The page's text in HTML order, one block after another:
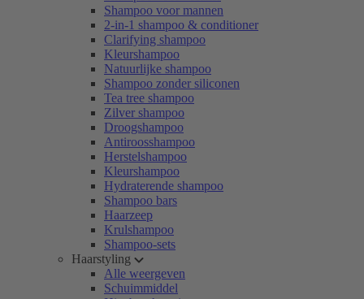
Shampoo voor mannen
2-in-1 shampoo & conditioner
Clarifying shampoo
Kleurshampoo
Natuurlijke shampoo
Shampoo zonder siliconen
Tea tree shampoo
Zilver shampoo
Droogshampoo
Antiroosshampoo
Herstelshampoo
Kleurshampoo
Hydraterende shampoo
Shampoo bars
Haarzeep
Krulshampoo
Shampoo-sets
Haarstyling
Alle weergeven
Schuimmiddel